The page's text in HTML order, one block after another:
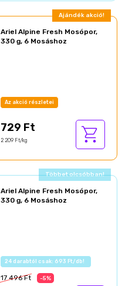
Ajándék akció!
Ariel Alpine Fresh Mosópor,
330 g, 6 Mosáshoz
Az akció részletei
729 Ft
2 209 Ft/kg
Ajándék akció!
Ariel Alpine Fresh Mosópor,
330 g, 6 Mosáshoz
Az akció részletei
17 496 Ft -5%